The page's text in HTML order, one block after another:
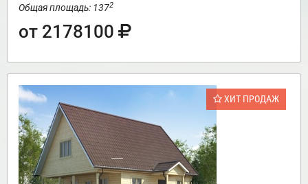
Общая площадь: 1372
от 2178100
ХИТ ПРОДАЖ